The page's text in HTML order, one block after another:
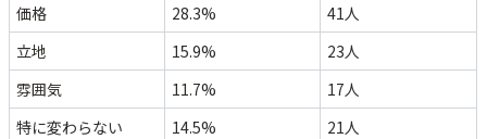
価格
28.3%
41人
立地
15.9%
23人
雰囲気
11.7%
17人
特に変わらない
14.5% 21人